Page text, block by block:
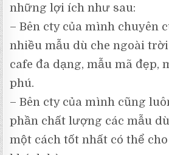
những lợi ích như sau:
– Bên cty của mình chuyên
nhiều mẫu dù che ngoài
cafe đa dạng, mẫu mã đẹp,
phú.
– Bên cty của mình cũng
phần chất lượng các mẫu
một cách tốt nhất có thể